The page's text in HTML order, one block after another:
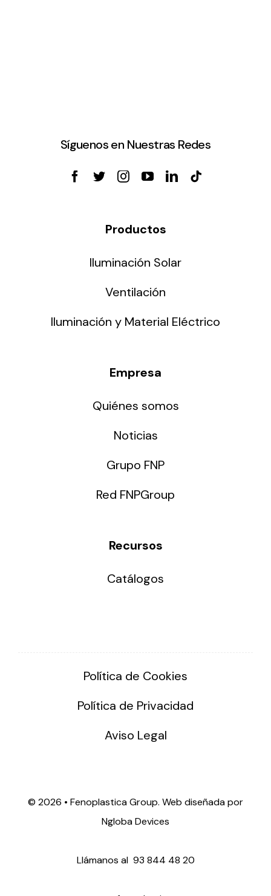
Síguenos en Nuestras Redes
Productos
Iluminación Solar
Ventilación
Iluminación y Material Eléctrico
Empresa
Quiénes somos
Noticias
Grupo FNP
Red FNPGroup
Recursos
Catálogos
Política de Cookies
Política de Privacidad
Aviso Legal
© 2026 • Fenoplastica Group. Web diseñada por
Ngloba Devices
Llámanos al 93 844 48 20